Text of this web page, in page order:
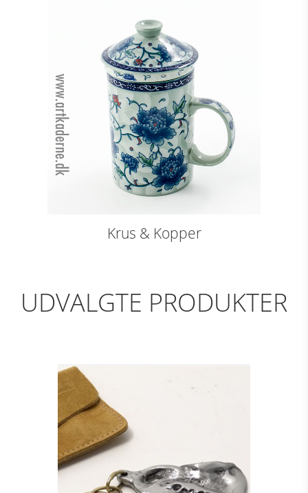
Krus & Kopper
UDVALGTE PRODUKTER
NØGLERING - GRIP,
Se detajler